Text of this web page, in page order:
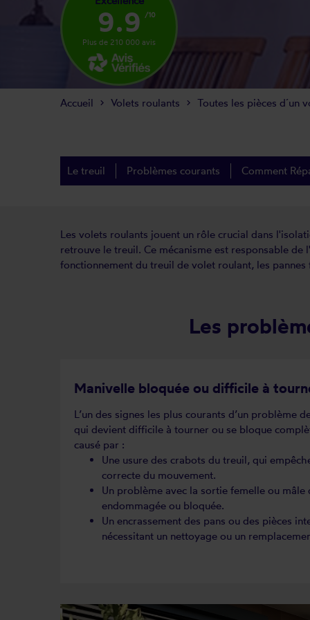
9.9 /10
Plus de 210 000 avis
Le treuil Problèmes courants Comment
Les volets roulants jouent un rôle crucial dans
retrouve le treuil. Ce mécanisme est responsable
fonctionnement du treuil de volet roulant, les
Les
Manivelle bloquée ou difficile à
L’un des signes les plus courants d’un problème
qui devient difficile à tourner ou se bloque
causé par :
Une usure des crabots du treuil, qui
correcte du mouvement.
Un problème avec la sortie femelle ou
endommagée ou bloquée.
Un encrassement des pans ou des pièces
nécessitant un nettoyage ou un
Accueil Volets roulants Toutes les pièces d´un